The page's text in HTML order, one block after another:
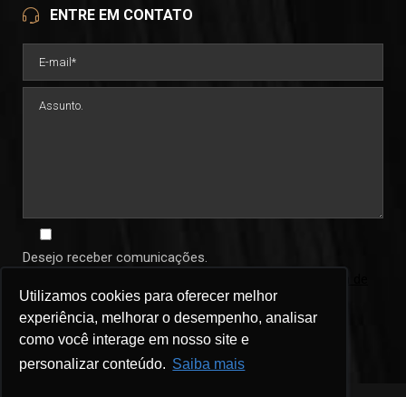
Utilizamos cookies para oferecer melhor
experiência, melhorar o desempenho, analisar
como você interage em nosso site e
personalizar conteúdo. Saiba mais
Utilizamos cookies para oferecer melhor
experiência, melhorar o desempenho, analisar
como você interage em nosso site e
personalizar conteúdo. Saiba mais
ENTRE EM CONTATO
Desejo receber comunicações.
privacidade .